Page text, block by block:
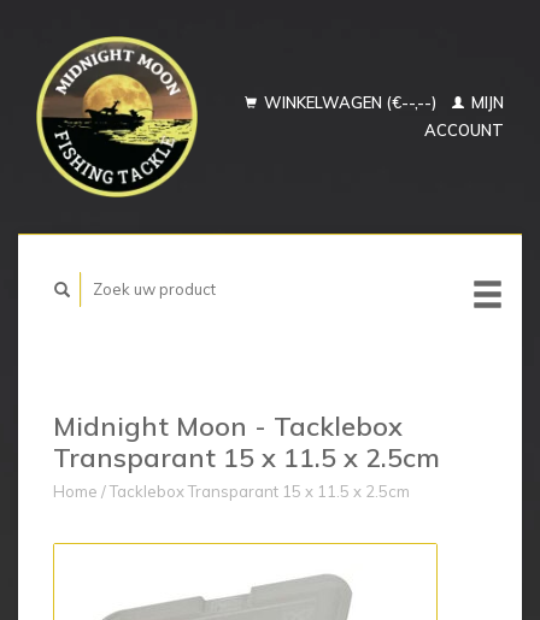
WINKELWAGEN (€--,--)
MIJN
ACCOUNT
Midnight Moon - Tacklebox
Transparant 15 x 11.5 x 2.5cm
Home /Tacklebox Transparant 15 x 11.5 x 2.5cm